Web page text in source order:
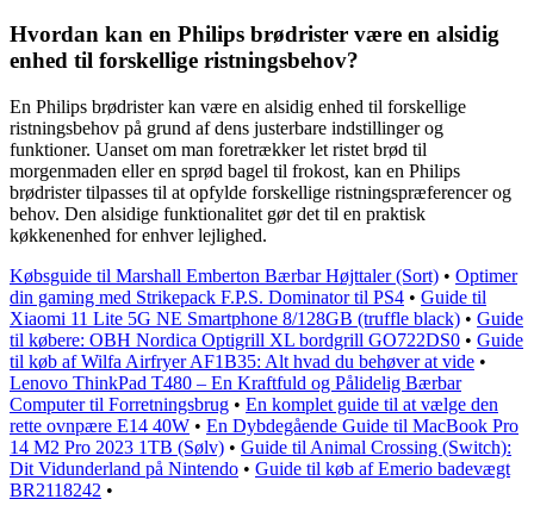
Hvordan kan en Philips brødrister være en alsidig
enhed til forskellige ristningsbehov?
En Philips brødrister kan være en alsidig enhed til forskellige
ristningsbehov på grund af dens justerbare indstillinger og
funktioner. Uanset om man foretrækker let ristet brød til
morgenmaden eller en sprød bagel til frokost, kan en Philips
brødrister tilpasses til at opfylde forskellige ristningspræferencer og
behov. Den alsidige funktionalitet gør det til en praktisk
køkkenenhed for enhver lejlighed.
Købsguide til Marshall Emberton Bærbar Højttaler (Sort) • Optimer
din gaming med Strikepack F.P.S. Dominator til PS4 • Guide til
Xiaomi 11 Lite 5G NE Smartphone 8/128GB (truffle black) • Guide
til købere: OBH Nordica Optigrill XL bordgrill GO722DS0 • Guide
til køb af Wilfa Airfryer AF1B35: Alt hvad du behøver at vide •
Lenovo ThinkPad T480 – En Kraftfuld og Pålidelig Bærbar
Computer til Forretningsbrug • En komplet guide til at vælge den
rette ovnpære E14 40W • En Dybdegående Guide til MacBook Pro
14 M2 Pro 2023 1TB (Sølv) • Guide til Animal Crossing (Switch):
Dit Vidunderland på Nintendo • Guide til køb af Emerio badevægt
BR2118242 •